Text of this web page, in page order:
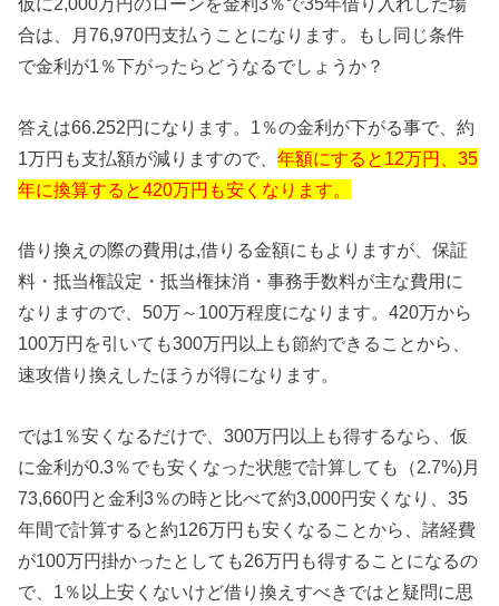
合は、月76,970円支払うことになります。もし同じ条件
で金利が1％下がったらどうなるでしょうか？
答えは66.252円になります。1％の金利が下がる事で、約
1万円も支払額が減りますので、年額にすると12万円、35
年に換算すると420万円も安くなります。
借り換えの際の費用は,借りる金額にもよりますが、保証
料・抵当権設定・抵当権抹消・事務手数料が主な費用に
なりますので、50万～100万程度になります。420万から
100万円を引いても300万円以上も節約できることから、
速攻借り換えしたほうが得になります。
では1％安くなるだけで、300万円以上も得するなら、仮
に金利が0.3％でも安くなった状態で計算しても（2.7%)月
73,660円と金利3％の時と比べて約3,000円安くなり、35
年間で計算すると約126万円も安くなることから、諸経費
が100万円掛かったとしても26万円も得することになるの
で、1％以上安くないけど借り換えすべきではと疑問に思